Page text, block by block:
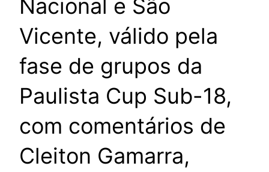
Nacional e São
Vicente, válido pela
fase de grupos da
Paulista Cup Sub-18,
com comentários de
Cleiton Gamarra,